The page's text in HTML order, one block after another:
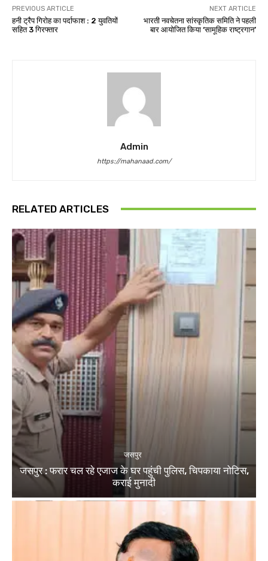
PREVIOUS ARTICLE
हनी ट्रैप गिरोह का पर्दाफाश : 2 युवतियों
सहित 3 गिरफ्तार
NEXT ARTICLE
भारती नवचेतना सांस्कृतिक समिति ने पहली
बार आयोजित किया ‘सामूहिक राष्ट्रगान’
Admin
https://mahanaad.com/
RELATED ARTICLES
जसपुर
जसपुर : फरार चल रहे एजाज के घर पहुंची पुलिस, चिपकाया नोटिस,
कराई मुनादी